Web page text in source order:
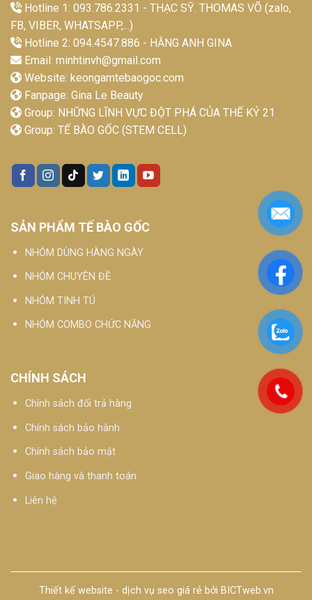
Hotline 1: 093.786.2331 - THẠC SỸ. THOMAS VÕ (zalo,
FB, VIBER, WHATSAPP,...)
Hotline 2: 094.4547.886 - HẰNG ANH GINA
Email: minhtinvh@gmail.com
Website: keongamtebaogoc.com
Fanpage: Gina Le Beauty
Group: NHỮNG LĨNH VỰC ĐỘT PHÁ CỦA THẾ KỶ 21
Group: TẾ BÀO GỐC (STEM CELL)
SẢN PHẨM TẾ BÀO GỐC
NHÓM DÙNG HÀNG NGÀY
NHÓM CHUYÊN ĐỀ
NHÓM TINH TÚ
NHÓM COMBO CHỨC NĂNG
CHÍNH SÁCH
Chính sách đổi trả hàng
Chính sách bảo hành
Chính sách bảo mật
Giao hàng và thanh toán
Liên hệ
Thiết kế website - dịch vụ seo giá rẻ bởi BICTweb.vn